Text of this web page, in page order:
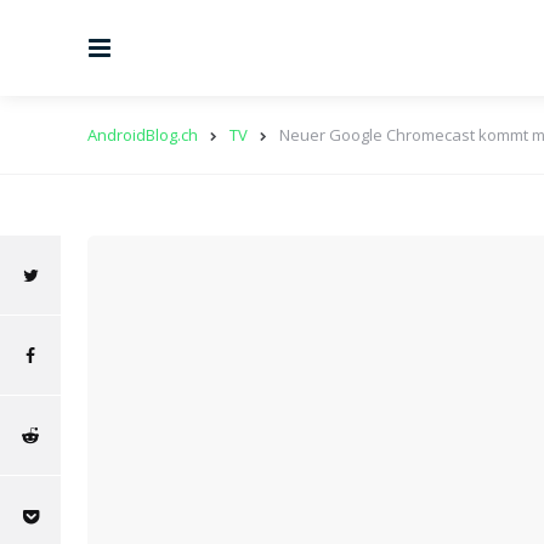
AndroidBlog.ch TV Neuer Google Chromecast kommt